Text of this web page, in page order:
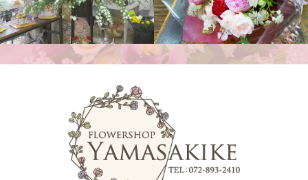
スタンド花 花束